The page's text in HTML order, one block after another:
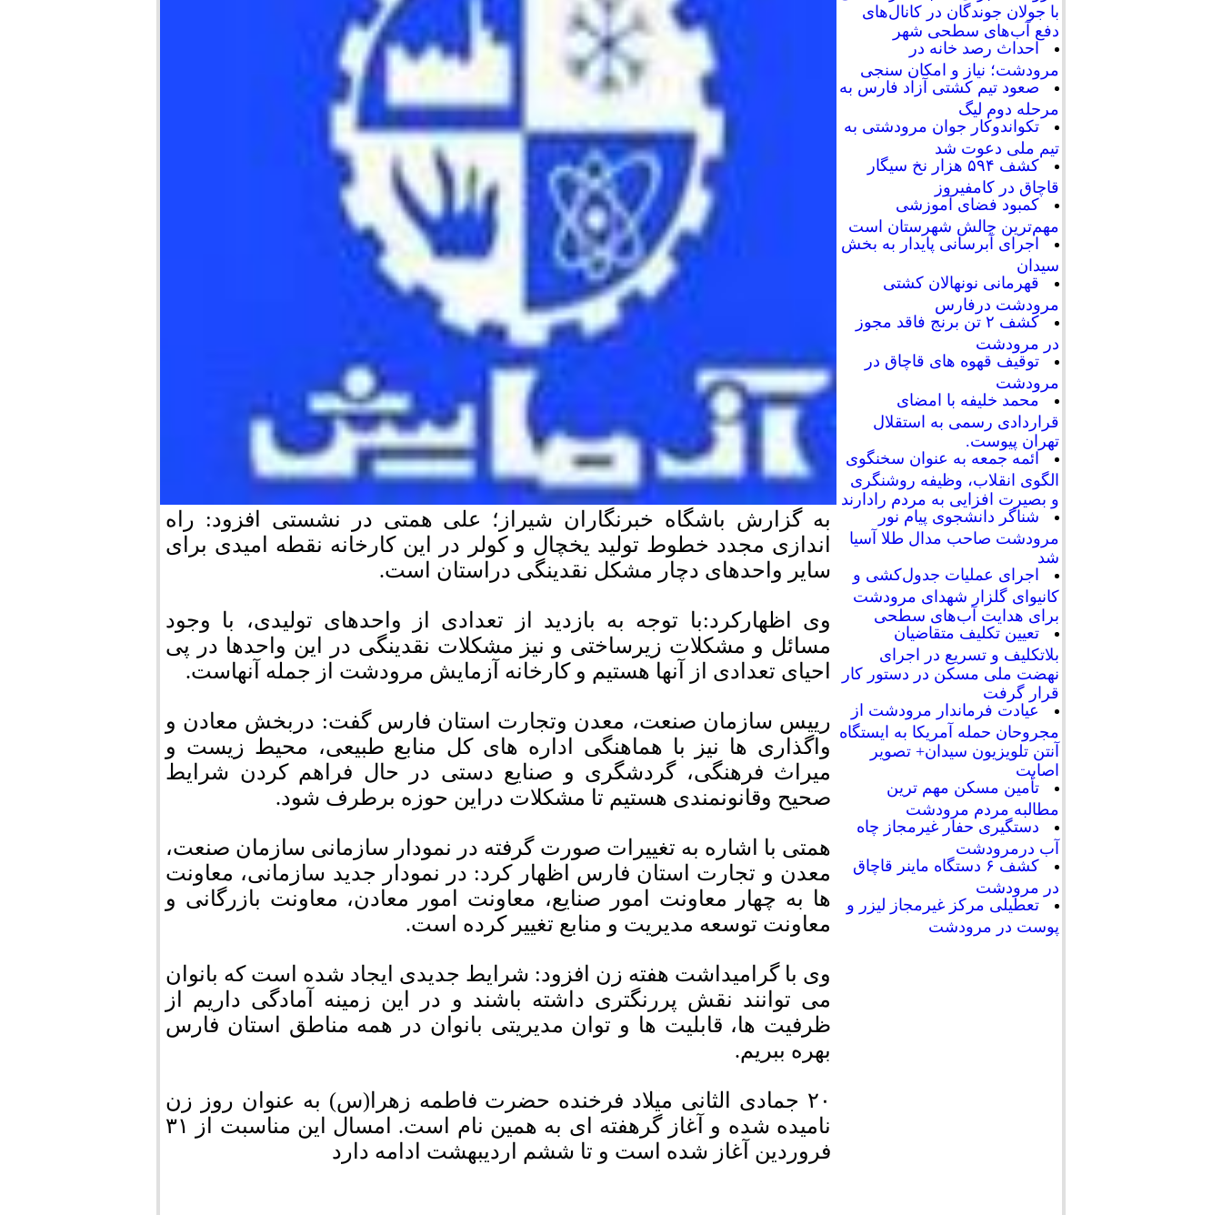
با جولان جوندگان در کانال‌های
دفع آب‌های سطحی شهر
احداث رصد خانه در
مرودشت؛ نیاز و امکان سنجی
صعود تیم کشتی آزاد فارس به
مرحله دوم لیگ
تکواندوکار جوان مرودشتی به
تیم ملی دعوت شد
کشف ۵۹۴ هزار نخ سیگار
قاچاق در کامفیروز
کمبود فضای آموزشی
مهم‌ترین چالش شهرستان است
اجرای آبرسانی پایدار به بخش
سیدان
قهرمانی نونهالان کشتی
مرودشت درفارس
کشف ۲ تن برنج فاقد مجوز
در مرودشت
توقیف قهوه های قاچاق در
مرودشت
محمد خلیفه با امضای
قراردادی رسمی به استقلال
تهران پیوست.
ائمه جمعه به عنوان سخنگوی
الگوی انقلاب، وظیفه روشنگری
و بصیرت افزایی به مردم رادارند
شناگر دانشجوی پیام نور
مرودشت صاحب مدال طلا آسیا
شد
اجرای عملیات جدول‌کشی و
کانیوای گلزار شهدای مرودشت
برای هدایت آب‌های سطحی
تعیین تکلیف متقاضیان
بلاتکلیف و تسریع در اجرای
نهضت ملی مسکن در دستور کار
قرار گرفت
عیادت فرماندار مرودشت از
مجروحان حمله آمریکا به ایستگاه
آنتن تلویزیون سیدان+ تصویر
اصابت
تأمین مسکن مهم ترین
مطالبه مردم مرودشت
دستگیری حفار غیرمجاز چاه
آب درمرودشت
کشف ۶ دستگاه ماینر قاچاق
در مرودشت
تعطیلی مرکز غیرمجاز لیزر و
پوست در مرودشت
به گزارش باشگاه خبرنگاران شیراز؛ علی همتی در نشستی افزود: راه
اندازی مجدد خطوط تولید یخچال و کولر در این کارخانه نقطه امیدی برای
سایر واحدهای دچار مشکل نقدینگی دراستان است.
وی اظهارکرد:با توجه به بازدید از تعدادی از واحدهای تولیدی، با وجود
مسائل و مشکلات زیرساختی و نیز مشکلات نقدینگی در این واحدها در پی
احیای تعدادی از آنها هستیم و کارخانه آزمایش مرودشت از جمله آنهاست.
رییس سازمان صنعت، معدن وتجارت استان فارس گفت: دربخش معادن و
واگذاری ها نیز با هماهنگی اداره های کل منابع طبیعی، محیط زیست و
میراث فرهنگی، گردشگری و صنایع دستی در حال فراهم کردن شرایط
صحیح وقانونمندی هستیم تا مشکلات دراین حوزه برطرف شود.
همتی با اشاره به تغییرات صورت گرفته در نمودار سازمانی سازمان صنعت،
معدن و تجارت استان فارس اظهار کرد: در نمودار جدید سازمانی، معاونت
ها به چهار معاونت امور صنایع، معاونت امور معادن، معاونت بازرگانی و
معاونت توسعه مدیریت و منابع تغییر کرده است.
وی با گرامیداشت هفته زن افزود: شرایط جدیدی ایجاد شده است که بانوان
می توانند نقش پررنگتری داشته باشند و در این زمینه آمادگی داریم از
ظرفیت ها، قابلیت ها و توان مدیریتی بانوان در همه مناطق استان فارس
بهره ببریم.
۲۰ جمادی الثانی میلاد فرخنده حضرت فاطمه زهرا(س) به عنوان روز زن
نامیده شده و آغاز گرهفته ای به همین نام است. امسال این مناسبت از ۳۱
فروردین آغاز شده است و تا ششم اردیبهشت ادامه دارد